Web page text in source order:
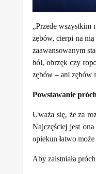
„Przede wszystkim
zębów, cierpi na
zaawansowanym
ból, obrzęk czy
zębów – ani zębów
Powstawanie
Uważa się, że za
Najczęściej jest
opiekun łatwo
Aby zaistniała